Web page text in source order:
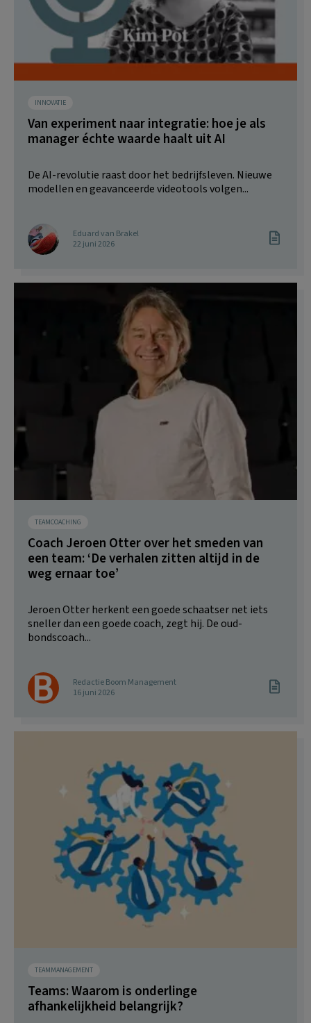
INNOVATIE
Van experiment naar integratie: hoe je als
manager échte waarde haalt uit AI
De AI-revolutie raast door het bedrijfsleven. Nieuwe
modellen en geavanceerde videotools volgen...
Eduard van Brakel
22 juni 2026
TEAMCOACHING
Coach Jeroen Otter over het smeden van
een team: ‘De verhalen zitten altijd in de
weg ernaar toe’
Jeroen Otter herkent een goede schaatser net iets
sneller dan een goede coach, zegt hij. De oud-
bondscoach...
Redactie Boom Management
16 juni 2026
TEAMMANAGEMENT
Teams: Waarom is onderlinge
afhankelijkheid belangrijk?